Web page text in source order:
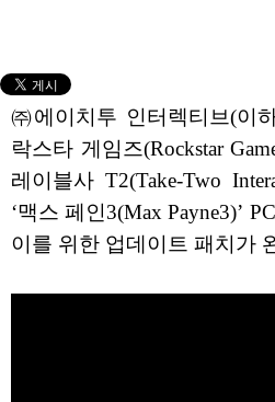
㈜에이치투 인터렉티브(이
락스타 게임즈(Rockstar
레이블사 T2(Take-Two
‘맥스 페인3(Max Payne3)’
이를 위한 업데이트 패치가